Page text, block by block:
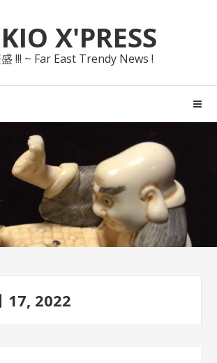
X'PRESS
!!! ~ Far East Trendy News !
17, 2022